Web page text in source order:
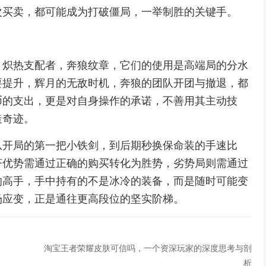
卖，都可能成为打破僵局，一举制胜的关键手。
热支配者，奔狼纹章，它们的使用是高端局的分水
升，辉月的无敌时机，奔狼的团队开团与撤退，都
支出，更是对自身操作的承诺，不善用其主动技
迹。
局的第一把小铁剑，到后期秒换保命装的手速比
势需通过正确的购买转化为胜势，劣势局则需通过
手，手中持有的不是冰冷的装备，而是随时可能变
变，正是通往更高段位的坚实阶梯。
淘宝王者荣耀皮肤可信吗，一个资深玩家的深度思考与剖
析